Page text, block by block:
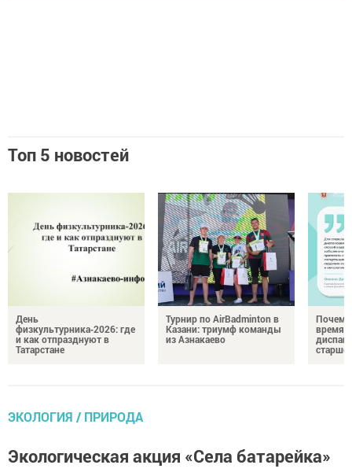
Топ 5 новостей
День
физкультурника‑2026: где
и как отпразднуют в
Татарстане
Турнир по AirBadminton в
Казани: триумф команды
из Азнакаево
Почему
время
ЭКОЛОГИЯ / ПРИРОДА
Экологическая акция «Села батарейка»